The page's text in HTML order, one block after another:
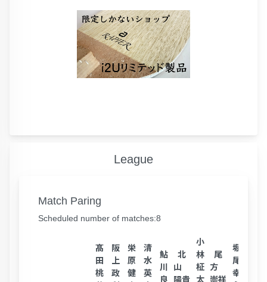
League
Match Paring
Scheduled number of matches:8
髙
田
桃
阪
上
政
栄
原
健
清
水
英
鮎
川
良
北
山
陽貴
小
林
柾
太
尾
方
崇祥
堀
尾
幸